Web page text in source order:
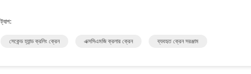
ট্যাগ:
সেকেন্ড হ্যান্ড ক্রলিং ক্রেন এক্সসিএমজি ক্রলার ক্রেন ব্যবহৃত ক্রেন সরঞ্জাম